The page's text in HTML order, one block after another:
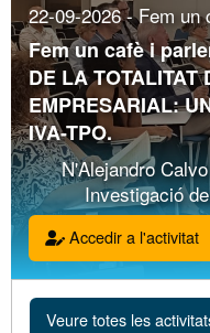
22-09-2026 - Fem
Fem un cafè i
DE LA TOTALITAT
EMPRESARIAL:
IVA-TPO.
N'Alejandro
Investigació
Accedir a l'activitat